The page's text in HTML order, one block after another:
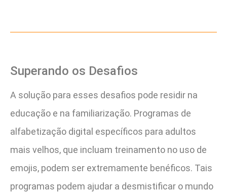
Superando os Desafios
A solução para esses desafios pode residir na
educação e na familiarização. Programas de
alfabetização digital específicos para adultos
mais velhos, que incluam treinamento no uso de
emojis, podem ser extremamente benéficos. Tais
programas podem ajudar a desmistificar o mundo